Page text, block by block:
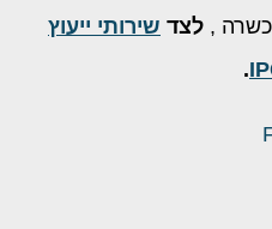
, לצדשירותי ייעוץ
.